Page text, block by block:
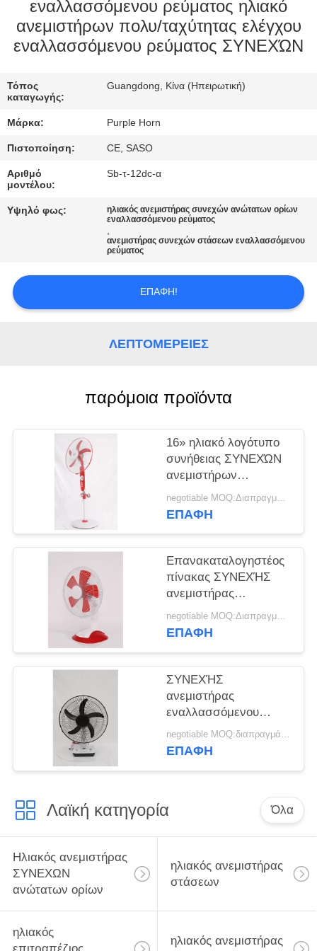
ΈΛΕΓΧΟΣ
ΜΑΣ
ΣΕ
ΕΠΑΦΉ
ΜΕ
ΖΗΤΉΣΤΕ
ΈΝΑ
ΑΠΌΣΠΑΣΜΑ
SITEMAP
εναλλασσόμενου ρεύματος ηλιακό
ανεμιστήρων πολυ/ταχύτητας ελέγχου
εναλλασσόμενου ρεύματος ΣΥΝΕΧΏΝ
Τόπος
καταγωγής:
Guangdong, Κίνα (Ηπειρωτική)
Μάρκα: Purple Horn
Πιστοποίηση: CE, SASO
Αριθμό
μοντέλου:
Sb-τ-12dc-α
Υψηλό φως:
ηλιακός ανεμιστήρας συνεχών ανώτατων ορίων
εναλλασσόμενου ρεύματος
,
ανεμιστήρας συνεχών στάσεων εναλλασσόμενου
ρεύματος
ΕΠΑΦΉ!
ΛΕΠΤΟΜΈΡΕΙΕΣ
παρόμοια προϊόντα
16» ηλιακό λογότυπο
συνήθειας ΣΥΝΕΧΏΝ
ανεμιστήρων
εναλλασσόμενου
ρεύματος μηχανών
negotiable MOQ:Διαπραγμάτευση
ΕΠΑΦΉ
Επανακαταλογηστέος
πίνακας ΣΥΝΕΧΉΣ
ανεμιστήρας
εναλλασσόμενου
ρεύματος 12 ίντσας
negotiable MOQ:Διαπραγμάτευση
ΕΠΑΦΉ
ΣΥΝΕΧΉΣ
ανεμιστήρας
εναλλασσόμενου
ρεύματος ύψους
διευθετήσιμος ηλιακός
negotiable MOQ:διαπραγμάτευση
ΕΠΑΦΉ
Λαϊκή κατηγορία Όλα
Ηλιακός ανεμιστήρας
ΣΥΝΕΧΩΝ
ανώτατων ορίων
ηλιακός ανεμιστήρας
στάσεων
ηλιακός
ηλιακός ανεμιστήρας